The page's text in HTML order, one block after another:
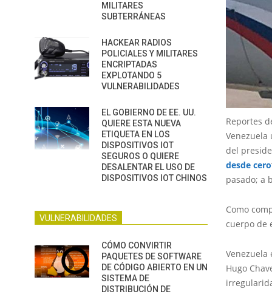
Reportes
del
desde cero
pasado; a
Como
cuerpo de
Hugo
MILITARES
SUBTERRÁNEAS
HACKEAR RADIOS
POLICIALES Y MILITARES
ENCRIPTADAS
EXPLOTANDO 5
VULNERABILIDADES
EL GOBIERNO DE EE. UU.
QUIERE ESTA NUEVA
ETIQUETA EN LOS
DISPOSITIVOS IOT
SEGUROS O QUIERE
DESALENTAR EL USO DE
DISPOSITIVOS IOT CHINOS
VULNERABILIDADES
CÓMO CONVIRTIR
PAQUETES DE SOFTWARE
DE CÓDIGO ABIERTO EN UN
SISTEMA DE
DISTRIBUCIÓN DE